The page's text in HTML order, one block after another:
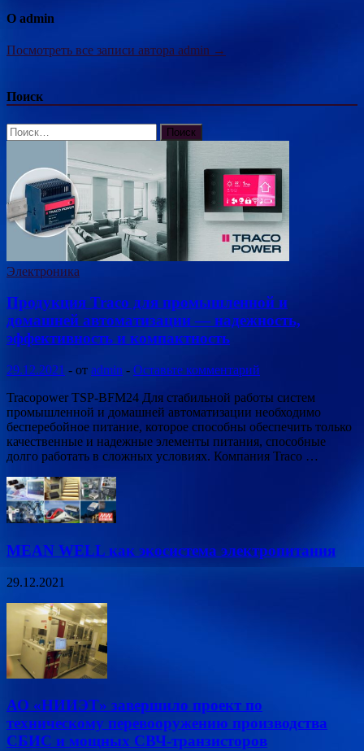
О admin
Посмотреть все записи автора admin →
Поиск
Найти:
Электроника
Продукция Traco для промышленной и
домашней автоматизации — надежность,
эффективность и компактность
29.12.2021 - от admin - Оставьте комментарий
Tracopower TSP-BFM24 Для стабильной работы систем
промышленной и домашней автоматизации необходимо
бесперебойное питание, которое способны обеспечить только
качественные и надежные элементы питания, способные
долго работать в сложных условиях. Компания Traco …
MEAN WELL как экосистема электропитания
29.12.2021
АО «НИИЭТ» завершило проект по
техническому перевооружению производства
СБИС и мощных СВЧ-транзисторов